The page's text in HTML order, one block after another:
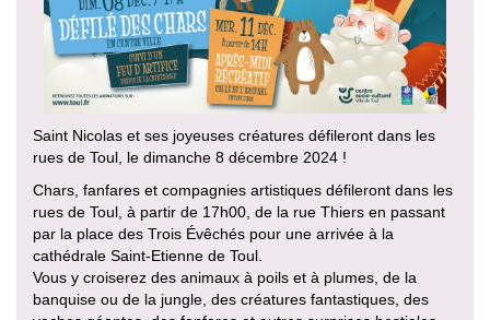
Saint Nicolas et ses joyeuses créatures défileront dans les
rues de Toul, le dimanche 8 décembre 2024 !
Chars, fanfares et compagnies artistiques défileront dans les
rues de Toul, à partir de 17h00, de la rue Thiers en passant
par la place des Trois Évêchés pour une arrivée à la
cathédrale Saint-Etienne de Toul.
Vous y croiserez des animaux à poils et à plumes, de la
banquise ou de la jungle, des créatures fantastiques, des